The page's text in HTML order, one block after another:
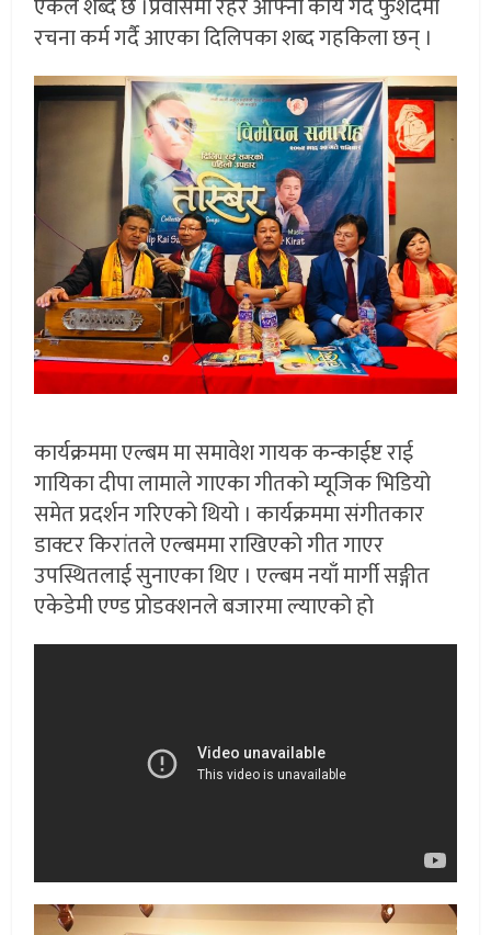
एकल शब्द छ ।प्रवासमा रहेर आफ्नो कार्य गर्दै फुर्शदमा
रचना कर्म गर्दै आएका दिलिपका शब्द गहकिला छन् ।
कार्यक्रममा एल्बम मा समावेश गायक कन्काईष्ट राई
गायिका दीपा लामाले गाएका गीतको म्यूजिक भिडियो
समेत प्रदर्शन गरिएको थियो । कार्यक्रममा संगीतकार
डाक्टर किरांतले एल्बममा राखिएको गीत गाएर
उपस्थितलाई सुनाएका थिए । एल्बम नयाँ मार्गी सङ्गीत
एकेडेमी एण्ड प्रोडक्शनले बजारमा ल्याएको हो